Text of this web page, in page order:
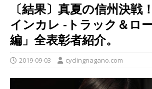
〔結果〕真夏の信州決戦
インカレ ‐トラック＆ロ
編」全表彰者紹介。
2019-09-03 cyclingnagano.com